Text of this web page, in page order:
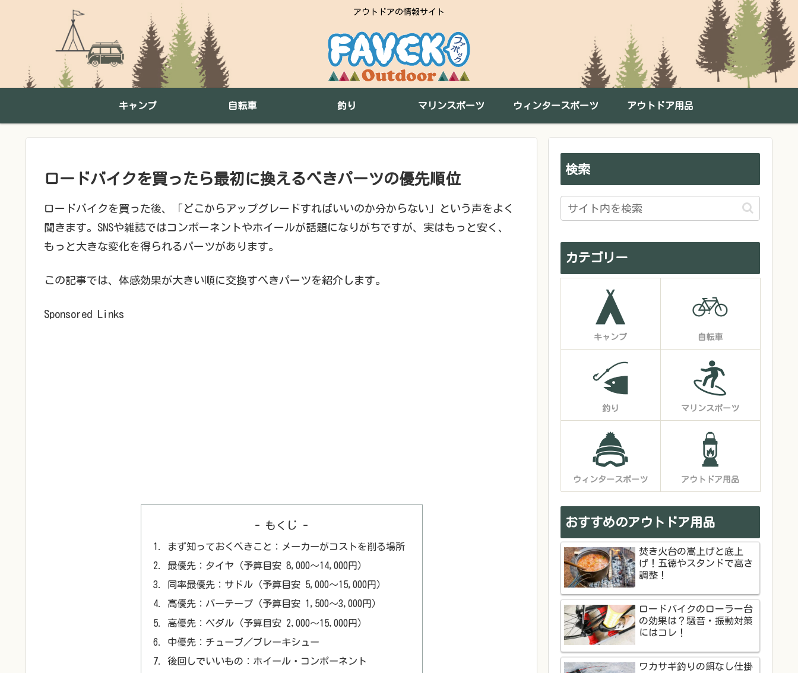
アウトドアの情報サイト
キャンプ 自転車 釣り マリンスポーツ ウィンタースポーツ アウトドア用品
ロードバイクを買ったら最初に換えるべきパーツの優先順位
ロードバイクを買った後、「どこからアップグレードすればいいのか分からない」という声をよく
聞きます。SNSや雑誌ではコンポーネントやホイールが話題になりがちですが、実はもっと安く、
もっと大きな変化を得られるパーツがあります。
この記事では、体感効果が大きい順に交換すべきパーツを紹介します。
Sponsored Links
- もくじ -
まず知っておくべきこと：メーカーがコストを削る場所
最優先：タイヤ（予算目安 8,000〜14,000円）
同率最優先：サドル（予算目安 5,000〜15,000円）
高優先：バーテープ（予算目安 1,500〜3,000円）
高優先：ペダル（予算目安 2,000〜15,000円）
中優先：チューブ／ブレーキシュー
後回しでいいもの：ホイール・コンポーネント
検索
カテゴリー
キャンプ 自転車
釣り マリンスポーツ
ウィンタースポーツ アウトドア用品
おすすめのアウトドア用品
焚き火台の嵩上げと底上
げ！五徳やスタンドで高さ
調整！
ロードバイクのローラー台
の効果は？騒音・振動対策
にはコレ！
ワカサギ釣りの餌なし仕掛